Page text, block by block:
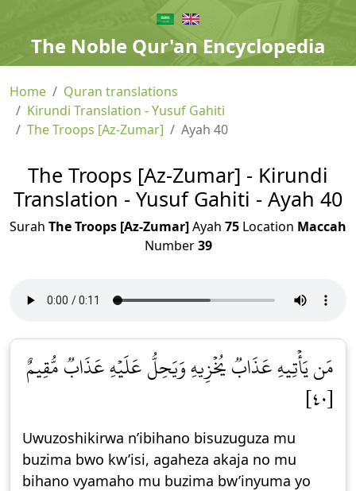
The Noble Qur'an Encyclopedia
Home
Quran translations
Kirundi Translation - Yusuf Gahiti
The Troops [Az-Zumar]
Ayah 40
The Troops [Az-Zumar] - Kirundi
Translation - Yusuf Gahiti - Ayah 40
Surah The Troops [Az-Zumar]Ayah 75 Location Maccah
Number39
مَن يَأۡتِيهِ عَذَابٞ يُخۡزِيهِ وَيَحِلُّ عَلَيۡهِ عَذَابٞ مُّقِيمٌ
[٤٠]
Uwuzoshikirwa n’ibihano bisuzuguza mu
buzima bwo kw’isi, agaheza akaja no mu
bihano vyamaho mu buzima bw’inyuma yo